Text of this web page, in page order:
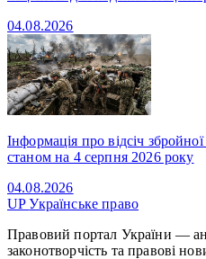
04.08.2026
Інформація про відсіч
станом на 4 серпня 2026 року
04.08.2026
UPУкраїнське право
Правовий портал України —
законотворчість та правові